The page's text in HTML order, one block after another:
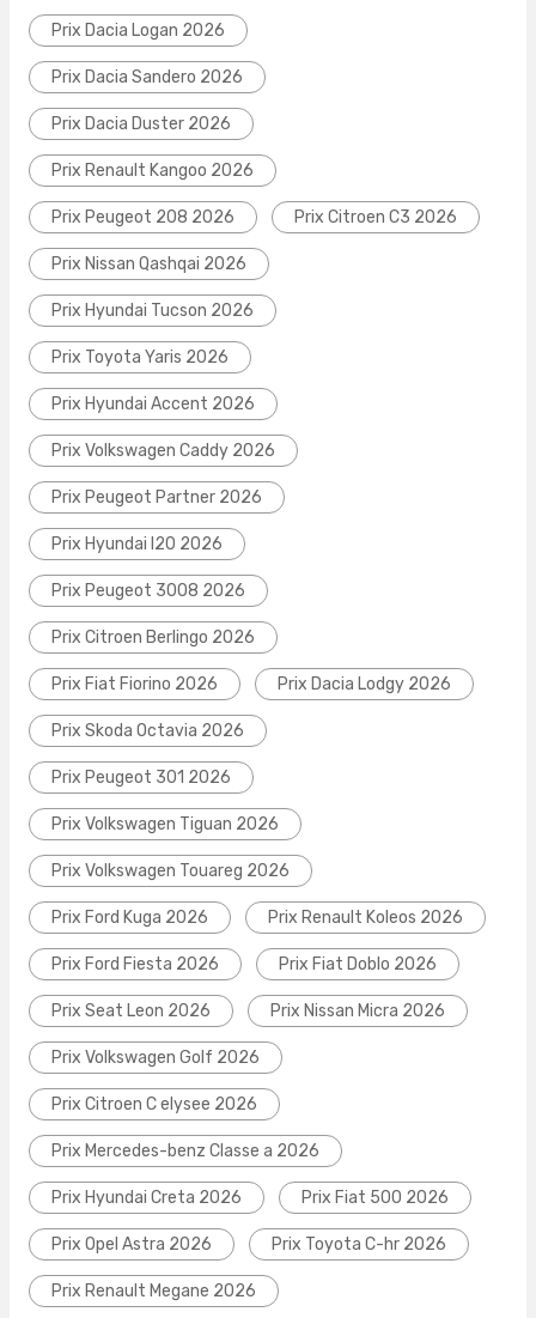
Prix Dacia Logan 2026
Prix Dacia Sandero 2026
Prix Dacia Duster 2026
Prix Renault Kangoo 2026
Prix Peugeot 208 2026 Prix Citroen C3 2026
Prix Nissan Qashqai 2026
Prix Hyundai Tucson 2026
Prix Toyota Yaris 2026
Prix Hyundai Accent 2026
Prix Volkswagen Caddy 2026
Prix Peugeot Partner 2026
Prix Hyundai I20 2026
Prix Peugeot 3008 2026
Prix Citroen Berlingo 2026
Prix Fiat Fiorino 2026 Prix Dacia Lodgy 2026
Prix Skoda Octavia 2026
Prix Peugeot 301 2026
Prix Volkswagen Tiguan 2026
Prix Volkswagen Touareg 2026
Prix Ford Kuga 2026 Prix Renault Koleos 2026
Prix Ford Fiesta 2026 Prix Fiat Doblo 2026
Prix Seat Leon 2026 Prix Nissan Micra 2026
Prix Volkswagen Golf 2026
Prix Citroen C elysee 2026
Prix Mercedes-benz Classe a 2026
Prix Hyundai Creta 2026 Prix Fiat 500 2026
Prix Opel Astra 2026 Prix Toyota C-hr 2026
Prix Renault Megane 2026